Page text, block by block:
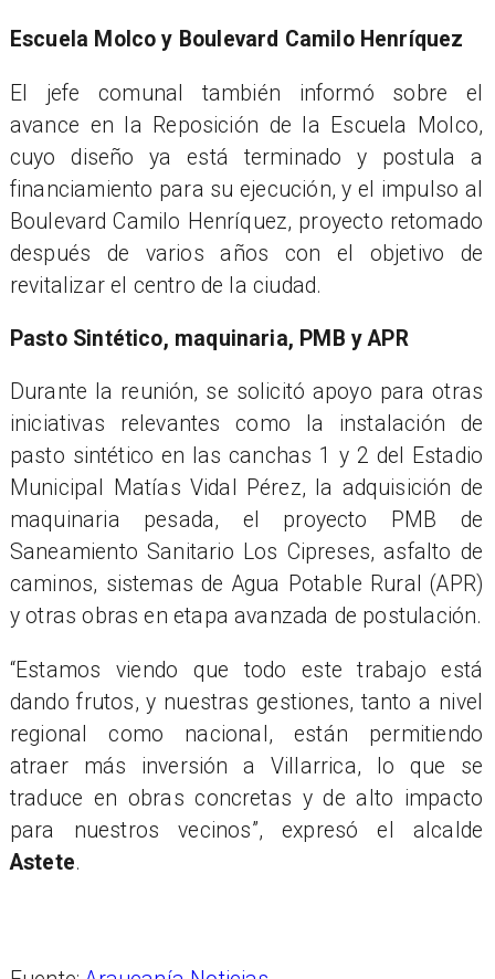
Escuela Molco y Boulevard Camilo Henríquez
El jefe comunal también informó sobre el
avance en la Reposición de la Escuela Molco,
cuyo diseño ya está terminado y postula a
financiamiento para su ejecución, y el impulso al
Boulevard Camilo Henríquez, proyecto retomado
después de varios años con el objetivo de
revitalizar el centro de la ciudad.
Pasto Sintético, maquinaria, PMB y APR
Durante la reunión, se solicitó apoyo para otras
iniciativas relevantes como la instalación de
pasto sintético en las canchas 1 y 2 del Estadio
Municipal Matías Vidal Pérez, la adquisición de
maquinaria pesada, el proyecto PMB de
Saneamiento Sanitario Los Cipreses, asfalto de
caminos, sistemas de Agua Potable Rural (APR)
y otras obras en etapa avanzada de postulación.
“Estamos viendo que todo este trabajo está
dando frutos, y nuestras gestiones, tanto a nivel
regional como nacional, están permitiendo
atraer más inversión a Villarrica, lo que se
traduce en obras concretas y de alto impacto
para nuestros vecinos”, expresó el alcalde
Astete.